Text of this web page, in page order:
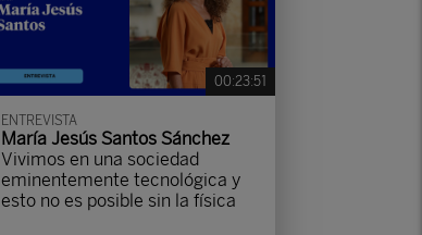
00:23:51
ENTREVISTA
María Jesús Santos Sánchez
Vivimos en una sociedad
eminentemente tecnológica y
esto no es posible sin la física